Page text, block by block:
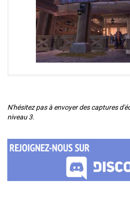
N'hésitez pas à envoyer des captures
niveau 3.